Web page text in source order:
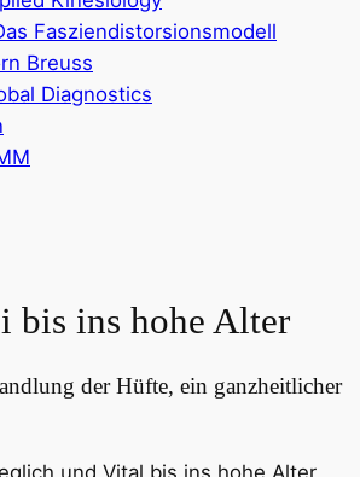
Fasziendistorsionsmodell
Breuss
Diagnostics
bis ins hohe Alter
der Hüfte, ein ganzheitlicher
und Vital bis ins hohe Alter.